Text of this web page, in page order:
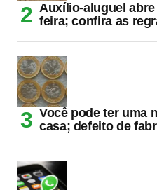
Auxílio-aluguel
feira; confira as
Você pode ter uma
casa; defeito de